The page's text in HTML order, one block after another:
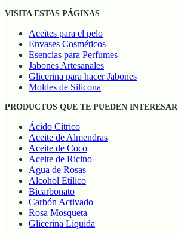
VISITA ESTAS PÁGINAS
Aceites para el pelo
Envases Cosméticos
Esencias para Perfumes
Jabones Artesanales
Glicerina para hacer Jabones
Moldes de Silicona
PRODUCTOS QUE TE PUEDEN INTERESAR
Ácido Cítrico
Aceite de Almendras
Aceite de Coco
Aceite de Ricino
Agua de Rosas
Alcohol Etílico
Bicarbonato
Carbón Activado
Rosa Mosqueta
Glicerina Líquida